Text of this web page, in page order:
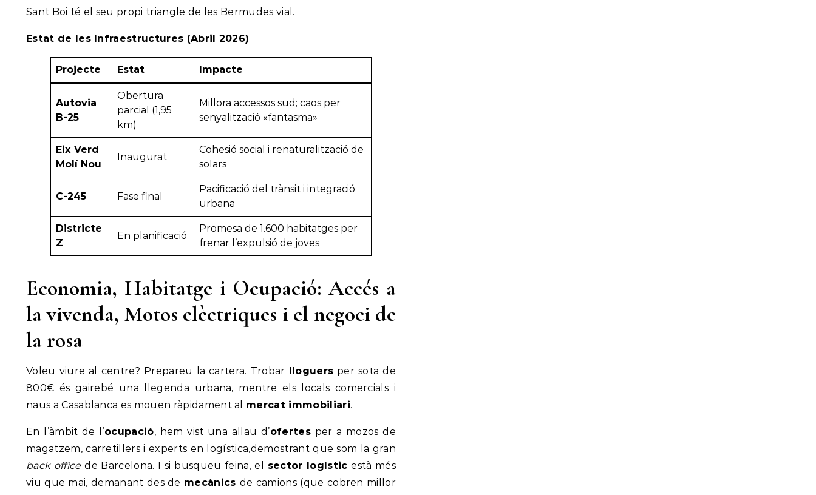
Sant Boi té el seu propi triangle de les Bermudes vial.
Estat de les Infraestructures (Abril 2026)
Projecte Estat Impacte
Autovia
B-25
Obertura
parcial (1,95
km)
Millora accessos sud; caos per
senyalització «fantasma»
Eix Verd
Molí Nou
Inaugurat
Cohesió social i renaturalització de
solars
C-245 Fase final
Pacificació del trànsit i integració
urbana
Districte
Z
En planificació
Promesa de 1.600 habitatges per
frenar l’expulsió de joves
Economia, Habitatge i Ocupació: Accés a
la vivenda, Motos elèctriques i el negoci de
la rosa
Voleu viure al centre? Prepareu la cartera. Trobar lloguers per sota de
800€ és gairebé una llegenda urbana, mentre els locals comercials i
naus a Casablanca es mouen ràpidament al mercat immobiliari.
En l’àmbit de l’ocupació, hem vist una allau d’ofertesper a mozos de
magatzem, carretillers i experts en logística,demostrant que som la gran
back officede Barcelona. I si busqueu feina, el sector logístic està més
viu que mai, demanant des de mecànics de camions (que cobren millor